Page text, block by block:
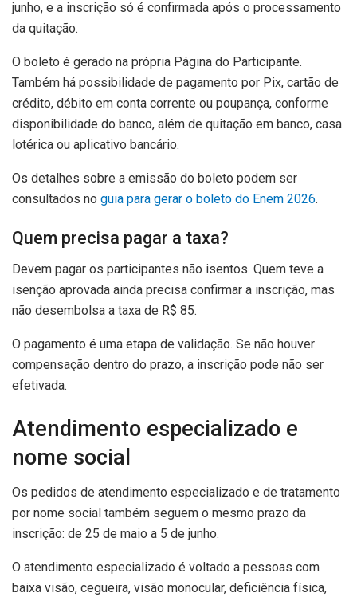
junho, e a inscrição só é confirmada após o processamento
da quitação.
O boleto é gerado na própria Página do Participante.
Também há possibilidade de pagamento por Pix, cartão de
crédito, débito em conta corrente ou poupança, conforme
disponibilidade do banco, além de quitação em banco, casa
lotérica ou aplicativo bancário.
Os detalhes sobre a emissão do boleto podem ser
consultados no guia para gerar o boleto do Enem 2026.
Quem precisa pagar a taxa?
Devem pagar os participantes não isentos. Quem teve a
isenção aprovada ainda precisa confirmar a inscrição, mas
não desembolsa a taxa de R$ 85.
O pagamento é uma etapa de validação. Se não houver
compensação dentro do prazo, a inscrição pode não ser
efetivada.
Atendimento especializado e
nome social
Os pedidos de atendimento especializado e de tratamento
por nome social também seguem o mesmo prazo da
inscrição: de 25 de maio a 5 de junho.
O atendimento especializado é voltado a pessoas com
baixa visão, cegueira, visão monocular, deficiência física,